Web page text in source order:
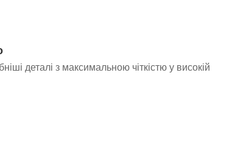
деталі з максимальною чіткістю у високій